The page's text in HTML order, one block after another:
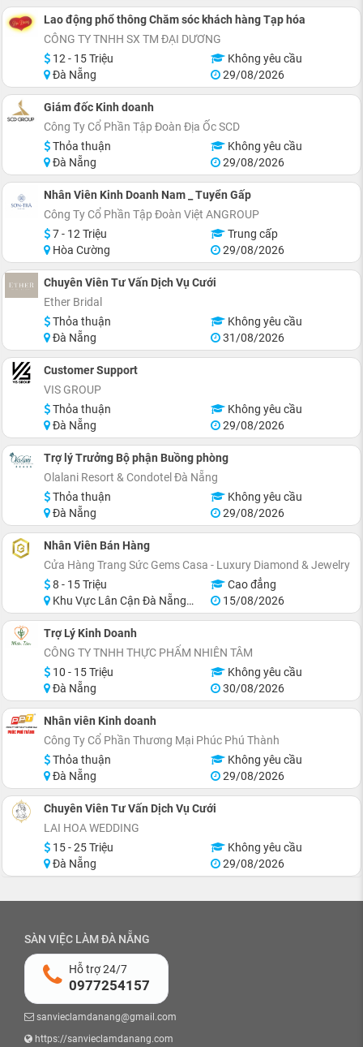
Lao động phổ thông Chăm sóc khách hàng Tạp hóa
CÔNG TY TNHH SX TM ĐẠI DƯƠNG
12 - 15 Triệu
Không yêu cầu
Đà Nẵng
29/08/2026
Giám đốc Kinh doanh
Công Ty Cổ Phần Tập Đoàn Địa Ốc SCD
Thỏa thuận
Không yêu cầu
Đà Nẵng
29/08/2026
Nhân Viên Kinh Doanh Nam _ Tuyển Gấp
Công Ty Cổ Phần Tập Đoàn Việt ANGROUP
7 - 12 Triệu
Trung cấp
Hòa Cường
29/08/2026
Chuyên Viên Tư Vấn Dịch Vụ Cưới
Ether Bridal
Thỏa thuận
Không yêu cầu
Đà Nẵng
31/08/2026
Customer Support
VIS GROUP
Thỏa thuận
Không yêu cầu
Đà Nẵng
29/08/2026
Trợ lý Trưởng Bộ phận Buồng phòng
Olalani Resort & Condotel Đà Nẵng
Thỏa thuận
Không yêu cầu
Đà Nẵng
29/08/2026
Nhân Viên Bán Hàng
Cửa Hàng Trang Sức Gems Casa - Luxury Diamond & Jewelry
8 - 15 Triệu
Cao đẳng
Khu Vực Lân Cận Đà Nẵng, Thanh Khê
15/08/2026
Trợ Lý Kinh Doanh
CÔNG TY TNHH THỰC PHẨM NHIÊN TÂM
10 - 15 Triệu
Không yêu cầu
Đà Nẵng
30/08/2026
Nhân viên Kinh doanh
Công Ty Cổ Phần Thương Mại Phúc Phú Thành
Thỏa thuận
Không yêu cầu
Đà Nẵng
29/08/2026
Chuyên Viên Tư Vấn Dịch Vụ Cưới
LAI HOA WEDDING
15 - 25 Triệu
Không yêu cầu
Đà Nẵng
29/08/2026
SÀN VIỆC LÀM ĐÀ NẴNG
Hỗ trợ 24/7
0977254157
sanvieclamdanang@gmail.com
https://sanvieclamdanang.com